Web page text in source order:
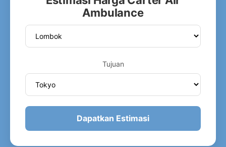
Ambulance
Tujuan
Dapatkan Estimasi